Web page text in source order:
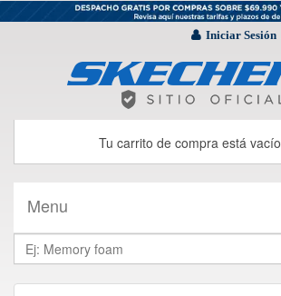
Iniciar Sesión
Tu carrito de compra está vacío
Menu